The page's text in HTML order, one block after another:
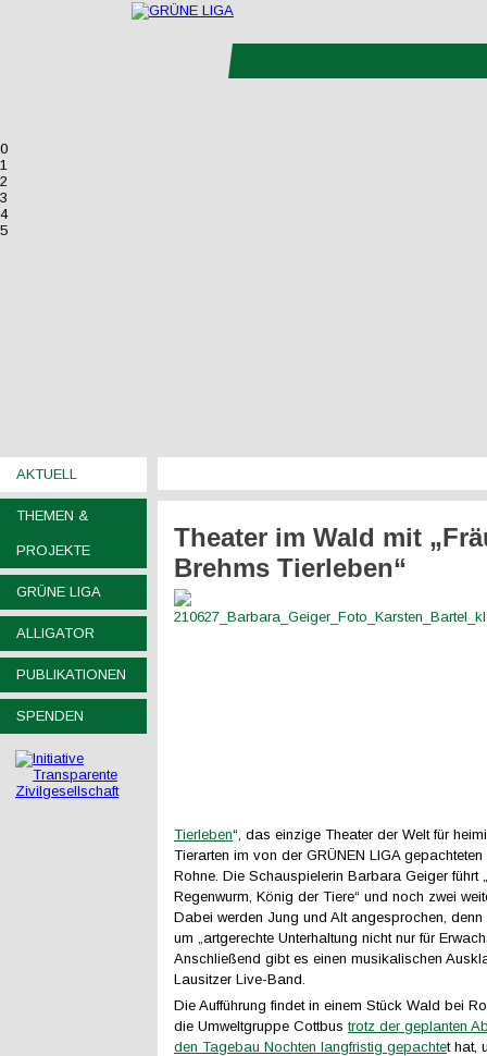
0
1
2
3
4
5
AKTUELL
THEMEN &
PROJEKTE
GRÜNE LIGA
ALLIGATOR
PUBLIKATIONEN
SPENDEN
Theater im Wald mit
Brehms Tierleben“
Tierleben“, das einzige Theater der Welt für
Tierarten im von der GRÜNEN LIGA
Rohne. Die Schauspielerin Barbara Geiger führt
Regenwurm, König der Tiere“ und noch zwei
Dabei werden Jung und Alt angesprochen,
um „artgerechte Unterhaltung nicht nur für
Anschließend gibt es einen musikalischen
Lausitzer Live-Band.
Die Aufführung findet in einem Stück Wald bei
die Umweltgruppe Cottbus trotz der geplanten
den Tagebau Nochten langfristig gepachtet hat,